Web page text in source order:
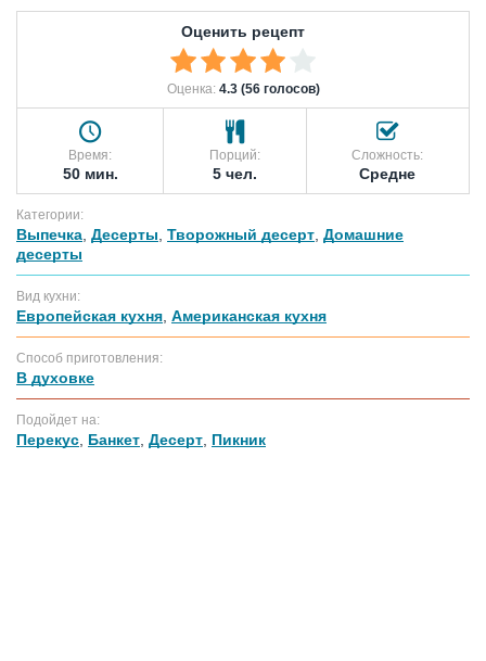
Оценить рецепт
Оценка: 4.3 (56 голосов)
Время:
50 мин.
Порций:
5 чел.
Сложность:
Средне
Категории:
Выпечка Десерты Творожный десерт Домашние
десерты
Вид кухни:
Европейская кухня Американская кухня
Способ приготовления:
В духовке
Подойдет на:
Перекус Банкет Десерт Пикник